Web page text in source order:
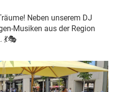
Neben unserem DJ
Musiken aus der Region